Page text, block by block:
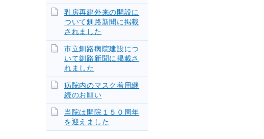
乳房再建外来の開設に
ついて釧路新聞に掲載
されました
市立釧路病院建設につ
いて釧路新聞に掲載さ
れました
病院内のマスク着用継
続のお願い
当院は開院１５０周年
を迎えました